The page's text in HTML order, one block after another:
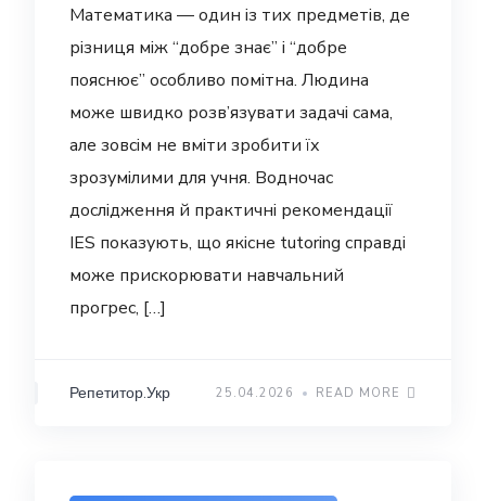
Математика — один із тих предметів, де
різниця між “добре знає” і “добре
пояснює” особливо помітна. Людина
може швидко розв’язувати задачі сама,
але зовсім не вміти зробити їх
зрозумілими для учня. Водночас
дослідження й практичні рекомендації
IES показують, що якісне tutoring справді
може прискорювати навчальний
прогрес, […]
Репетитор.Укр 25.04.2026 READ MORE